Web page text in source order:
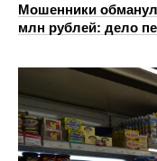
Мошенники
млн рублей: дело